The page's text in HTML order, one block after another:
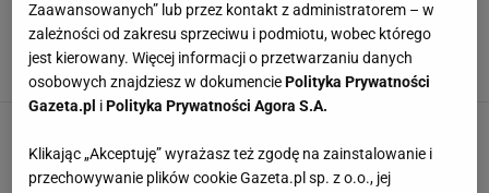
Królowa Camilla jest w rozpaczy. "Będziemy
tęsknić"
Dominika Kowalska,
POPULARNE NAJNOWSZE
Zaawansowanych” lub przez kontakt z administratorem – w
zależności od zakresu sprzeciwu i podmiotu, wobec którego
jest kierowany. Więcej informacji o przetwarzaniu danych
osobowych znajdziesz w dokumenciePolityka Prywatności
Gazeta.pl iPolityka Prywatności Agora S.A.
Klikając „Akceptuję” wyrażasz też zgodę na zainstalowanie i
przechowywanie plików cookie Gazeta.pl sp. z o.o., jej